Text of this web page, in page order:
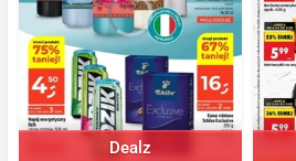
Dealz